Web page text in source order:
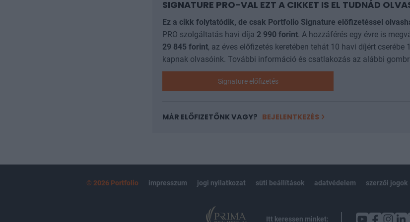
SIGNATURE PRO-VAL EZT A CIKKET IS EL TUDNÁD
Ez a cikk folytatódik, de csak Portfolio Signature előfizetéssel
PRO szolgáltatás havi díja 2 990 forint. A hozzáférés egy évre is
29 845 forint, az éves előfizetés keretében tehát 10 havi díjért
kapnak olvasóink. További információ és csatlakozás az alábbi
Signature előfizetés
MÁR ELŐFIZETŐNK VAGY? BEJELENTKEZÉS
© 2026 Portfolio impresszum jogi nyilatkozat süti beállítások adatvédelem szerzői jogok
Itt keressen minket: